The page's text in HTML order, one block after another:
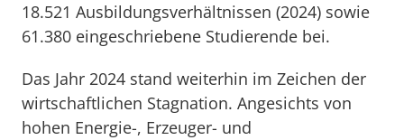
18.521 Ausbildungsverhältnissen (2024) sowie
61.380 eingeschriebene Studierende bei.
Das Jahr 2024 stand weiterhin im Zeichen der
wirtschaftlichen Stagnation. Angesichts von
hohen Energie-, Erzeuger- und